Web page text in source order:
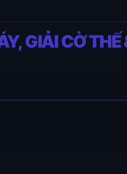
GIẢI CỜ THẾ